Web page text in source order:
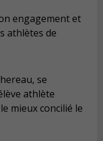
engagement et
athlètes de
se
athlète
mieux concilié le